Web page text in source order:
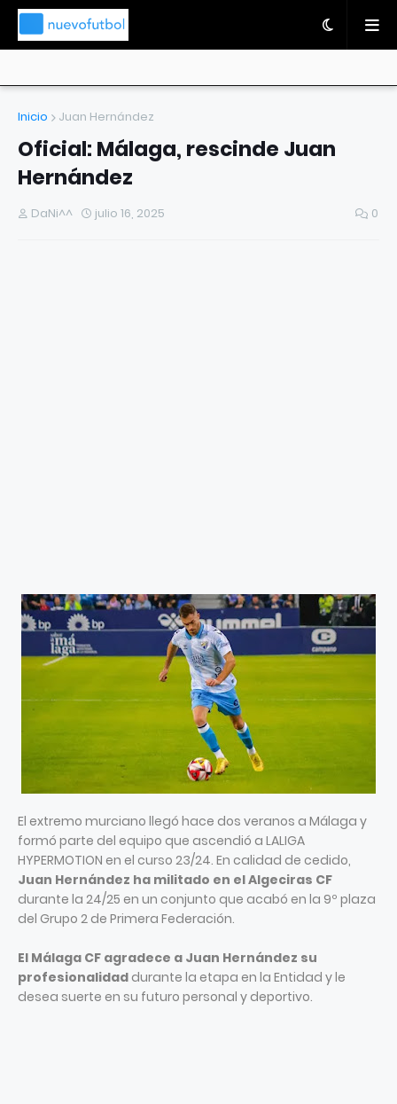
Inicio Juan Hernández
Oficial: Málaga, rescinde Juan
Hernández
DaNi^^ julio 16, 2025 0
El extremo murciano llegó hace dos veranos a Málaga y
formó parte del equipo que ascendió a LALIGA
HYPERMOTION en el curso 23/24. En calidad de cedido,
Juan Hernández ha militado en el Algeciras CF
durante la 24/25 en un conjunto que acabó en la 9º plaza
del Grupo 2 de Primera Federación.
El Málaga CF agradece a Juan Hernández su
profesionalidad durante la etapa en la Entidad y le
desea suerte en su futuro personal y deportivo.